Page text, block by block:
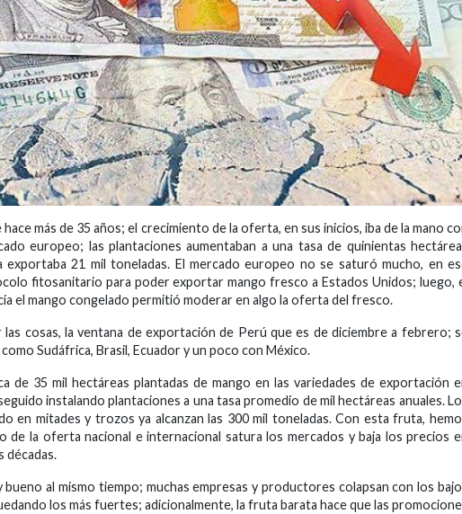
más de 35 años; el crecimiento de la oferta, en sus inicios, iba de la mano
europeo; las plantaciones aumentaban a una tasa de quinientas
exportaba 21 mil toneladas. El mercado europeo no se saturó mucho, en
fitosanitario para poder exportar mango fresco a Estados Unidos; luego,
el mango congelado permitió moderar en algo la oferta del fresco.
las cosas, la ventana de exportación de Perú que es de diciembre a febrero;
Sudáfrica, Brasil, Ecuador y un poco con México.
de 35 mil hectáreas plantadas de mango en las variedades de exportación
instalando plantaciones a una tasa promedio de mil hectáreas anuales.
en mitades y trozos ya alcanzan las 300 mil toneladas. Con esta fruta,
de la oferta nacional e internacional satura los mercados y baja los precios
décadas.
al mismo tiempo; muchas empresas y productores colapsan con los
los más fuertes; adicionalmente, la fruta barata hace que las